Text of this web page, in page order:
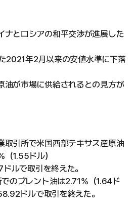
ナとロシアの和平交渉が進展した
2021年2月以来の安値水準に下落
油が市場に供給されるとの見方が
取引所で米国西部テキサス産原油
（1.55ドル）
ルで取引を終えた。
のブレント油は2.71%（1.64ド
ドルで取引を終えた。